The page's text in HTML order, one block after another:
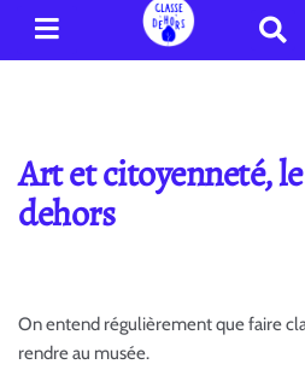
e
r
c
Art et citoyenneté,
dehors
On entend régulièrement que faire
rendre au musée.